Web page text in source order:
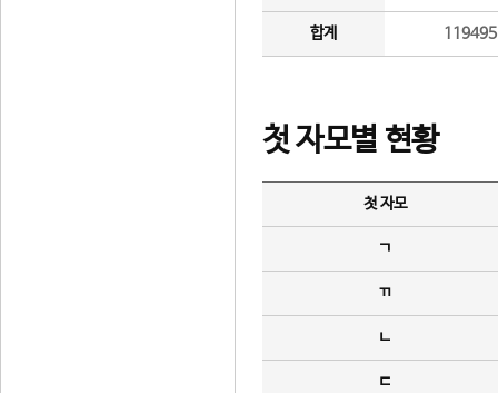
합계
첫 자모별 현황
첫 자모
ㄱ
ㄲ
ㄴ
ㄷ